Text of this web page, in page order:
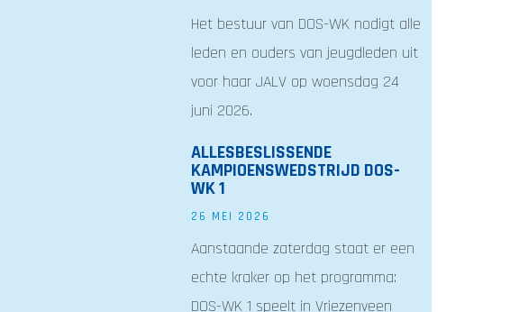
Het bestuur van DOS-WK nodigt alle
leden en ouders van jeugdleden uit
voor haar JALV op woensdag 24
juni 2026.
ALLESBESLISSENDE
KAMPIOENSWEDSTRIJD DOS-
WK 1
26 MEI 2026
Aanstaande zaterdag staat er een
echte kraker op het programma:
DOS-WK 1 speelt in Vriezenveen